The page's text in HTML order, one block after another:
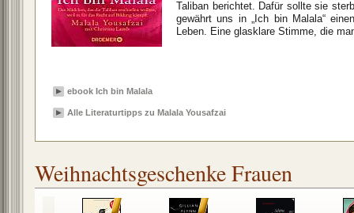
Taliban berichtet. Dafür sollte sie
gewährt uns in „Ich bin Malala“
Leben. Eine glasklare Stimme, die
ebook Ich bin Malala
Alle Literaturtipps zu Malala Yousafzai
Weihnachtsgeschenke Frauen